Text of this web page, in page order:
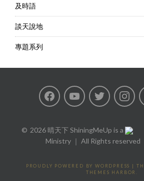
及時語
談天說地
專題系列
FacebookYoutubeTwitter
2026 晴天下 ShiningMeUp is a
Ministry ｜ All Rights reserved
PROUDLY POWERED BY WORDPRESS |
THEMES HARBOR